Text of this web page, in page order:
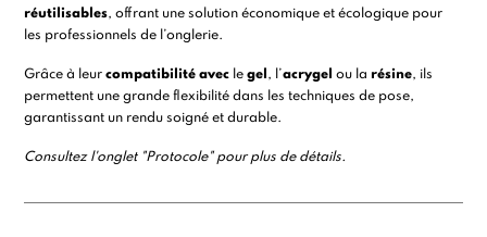
réutilisables, offrant une solution économique et écologique pour
les professionnels de l’onglerie.
Grâce à leurcompatibilité avec legel , l ’acrygel ou la résine, ils
permettent une grande flexibilité dans les techniques de pose,
garantissant un rendu soigné et durable.
Consultez l'onglet "Protocole" pour plus de détails.